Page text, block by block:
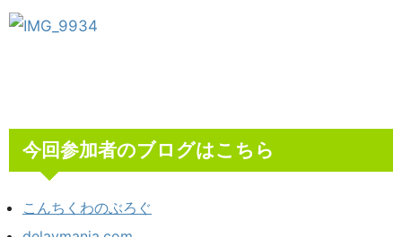
今回参加者のブログはこちら
こんちくわのぶろぐ